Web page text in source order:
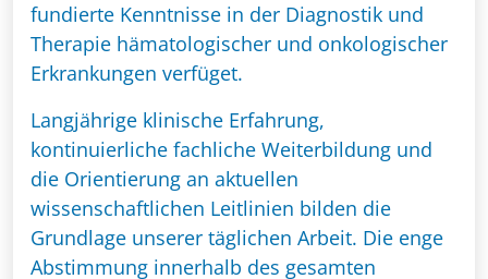
fundierte Kenntnisse in der Diagnostik und
Therapie hämatologischer und onkologischer
Erkrankungen verfüget.
Langjährige klinische Erfahrung,
kontinuierliche fachliche Weiterbildung und
die Orientierung an aktuellen
wissenschaftlichen Leitlinien bilden die
Grundlage unserer täglichen Arbeit. Die enge
Abstimmung innerhalb des gesamten